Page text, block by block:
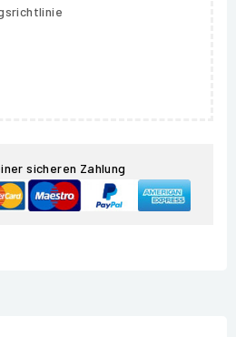
sicheren Zahlung